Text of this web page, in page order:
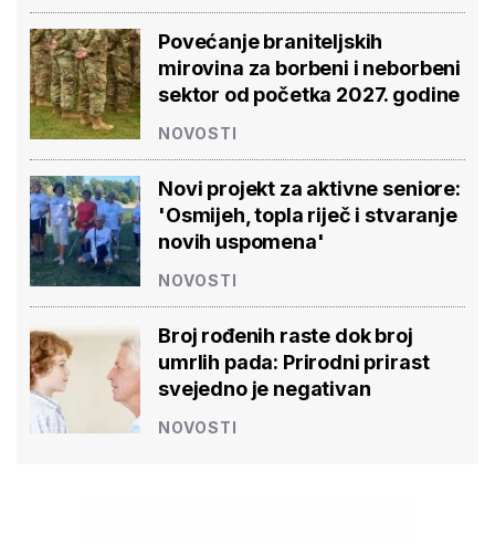
Povećanje braniteljskih
mirovina za borbeni i neborbeni
sektor od početka 2027. godine
NOVOSTI
Novi projekt za aktivne seniore:
'Osmijeh, topla riječ i stvaranje
novih uspomena'
NOVOSTI
Broj rođenih raste dok broj
umrlih pada: Prirodni prirast
svejedno je negativan
NOVOSTI